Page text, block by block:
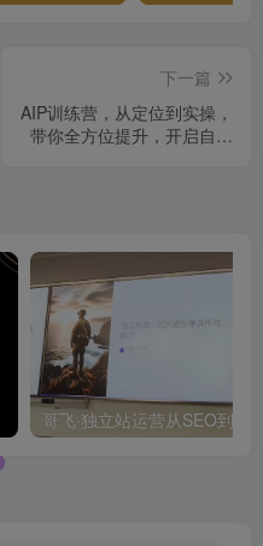
下一篇
AIP训练营，从定位到实操，
带你全方位提升，开启自媒